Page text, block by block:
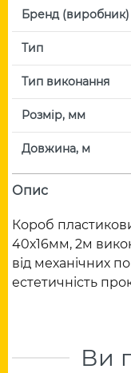
Бренд (виробник)
Тип
Тип виконання
Розмір, мм
Довжина, м
Опис
Короб
40х16мм, 2м
від механічних
естетичність
Ви